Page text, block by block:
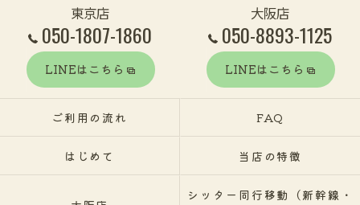
東京店
050-1807-1860
LINEはこちら
大阪店
050-8893-1125
LINEはこちら
ご利用の流れ FAQ
はじめて 当店の特徴
シッター同行移動（新幹線・